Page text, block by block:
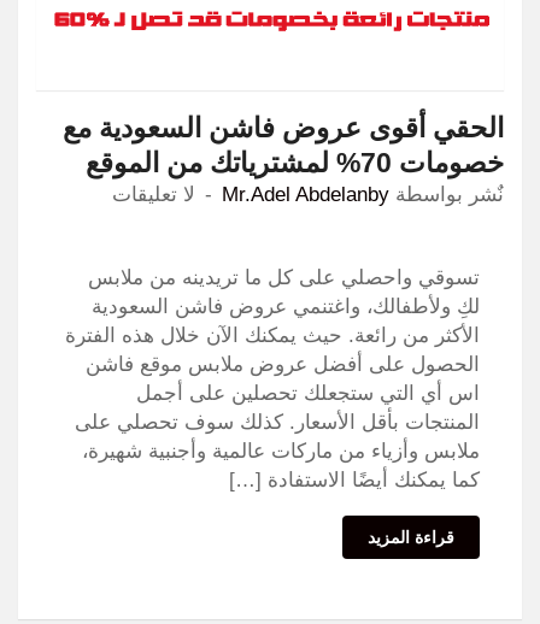
الحقي أقوى عروض فاشن السعودية مع
خصومات 70% لمشترياتك من الموقع
نٌشر بواسطة Mr.Adel Abdelanby لا تعليقات
تسوقي واحصلي على كل ما تريدينه من ملابس
لكِ ولأطفالك، واغتنمي عروض فاشن السعودية
الأكثر من رائعة. حيث يمكنك الآن خلال هذه الفترة
الحصول على أفضل عروض ملابس موقع فاشن
اس أي التي ستجعلك تحصلين على أجمل
المنتجات بأقل الأسعار. كذلك سوف تحصلي على
ملابس وأزياء من ماركات عالمية وأجنبية شهيرة،
كما يمكنك أيضًا الاستفادة […]
قراءة المزيد